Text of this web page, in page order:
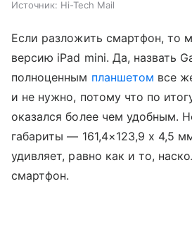
Источник: Hi-Tech Mail
Если разложить смартфон, то
версию iPad mini. Да, назвать
полноценным планшетом все
и не нужно, потому что по
оказался более чем удобным.
габариты — 161,4×123,9 x 4,5
удивляет, равно как и то,
смартфон.